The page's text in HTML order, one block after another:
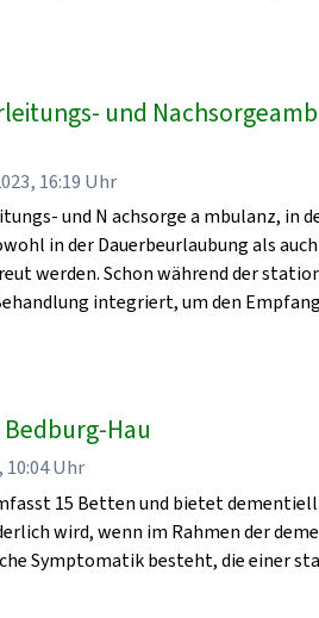
und
16:19 Uhr
und N achsorge a mbulanz, in
in der Dauerbeurlaubung als
werden. Schon während der
integriert, um den
Hau
Uhr
15 Betten und bietet dementiell
wird, wenn im Rahmen der
Symptomatik besteht, die einer